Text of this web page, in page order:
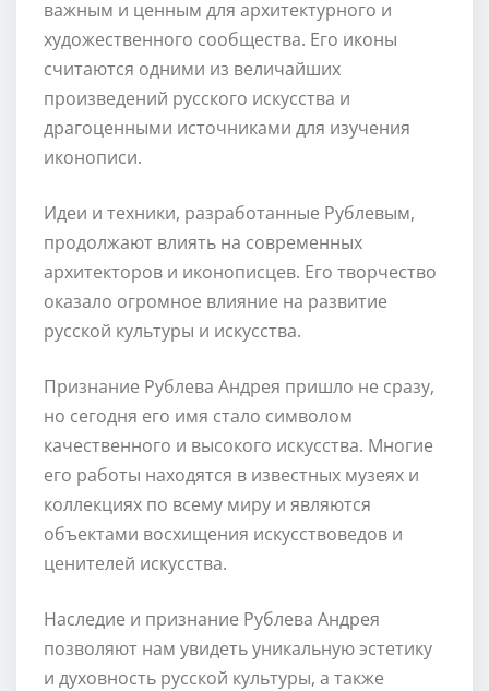
важным и ценным для архитектурного и
художественного сообщества. Его иконы
считаются одними из величайших
произведений русского искусства и
драгоценными источниками для изучения
иконописи.
Идеи и техники, разработанные Рублевым,
продолжают влиять на современных
архитекторов и иконописцев. Его творчество
оказало огромное влияние на развитие
русской культуры и искусства.
Признание Рублева Андрея пришло не сразу,
но сегодня его имя стало символом
качественного и высокого искусства. Многие
его работы находятся в известных музеях и
коллекциях по всему миру и являются
объектами восхищения искусствоведов и
ценителей искусства.
Наследие и признание Рублева Андрея
позволяют нам увидеть уникальную эстетику
и духовность русской культуры, а также